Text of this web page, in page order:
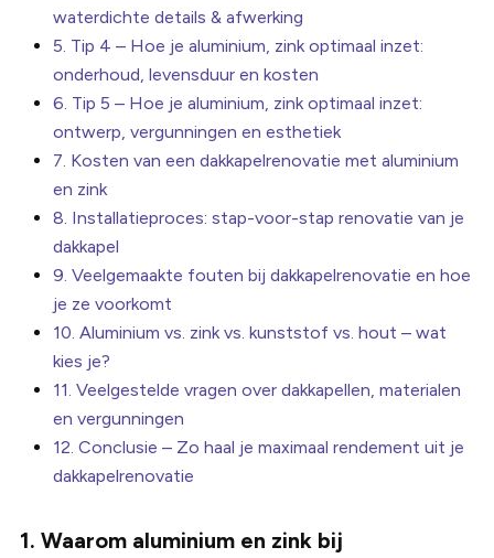
waterdichte details & afwerking
5. Tip 4 – Hoe je aluminium, zink optimaal inzet:
onderhoud, levensduur en kosten
6. Tip 5 – Hoe je aluminium, zink optimaal inzet:
ontwerp, vergunningen en esthetiek
7. Kosten van een dakkapelrenovatie met aluminium
en zink
8. Installatieproces: stap-voor-stap renovatie van je
dakkapel
9. Veelgemaakte fouten bij dakkapelrenovatie en hoe
je ze voorkomt
10. Aluminium vs. zink vs. kunststof vs. hout – wat
kies je?
11. Veelgestelde vragen over dakkapellen, materialen
en vergunningen
12. Conclusie – Zo haal je maximaal rendement uit je
dakkapelrenovatie
1. Waarom aluminium en zink bij